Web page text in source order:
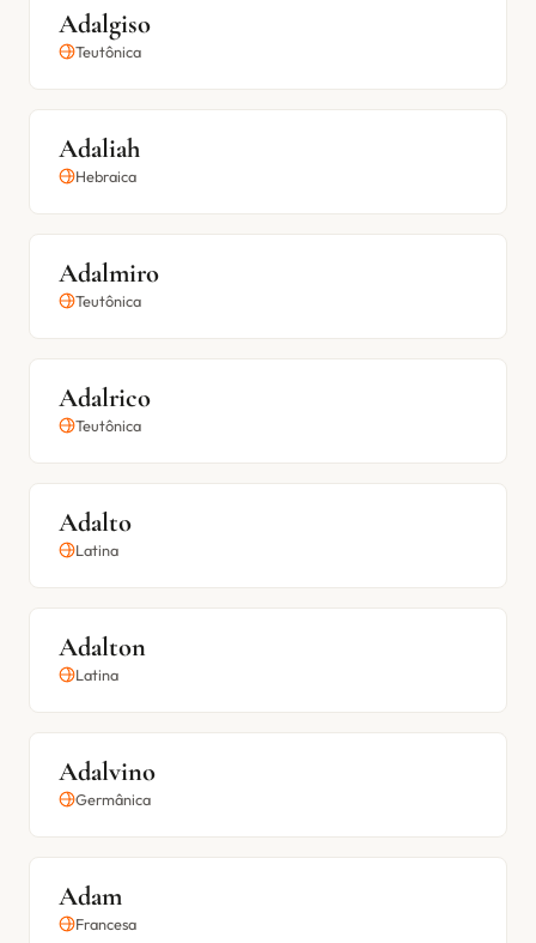
Adalgiso
Teutônica
Adaliah
Hebraica
Adalmiro
Teutônica
Adalrico
Teutônica
Adalto
Latina
Adalton
Latina
Adalvino
Germânica
Adam
Francesa